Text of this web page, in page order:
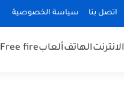
اتصل بنا سياسة الخصوصية
الانترنتالهاتفألعابFree fire